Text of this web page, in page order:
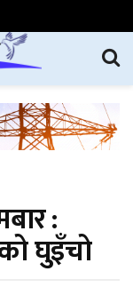
:
घुइँचो